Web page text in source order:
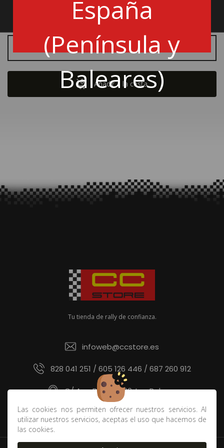
Las cookies nos permiten ofrecer nuestros servicios. Al
utilizar nuestros servicios, aceptas el uso que hacemos de
las cookies.
España
(Península y
Baleares)
Cantidad
Añadir a la cesta
Tu tienda de rally de confianza.
infoweb@ccstore.es
828 041 251 / 605 126 446 / 687 260 912
C/ Ana Benítez 60, Las Palmas